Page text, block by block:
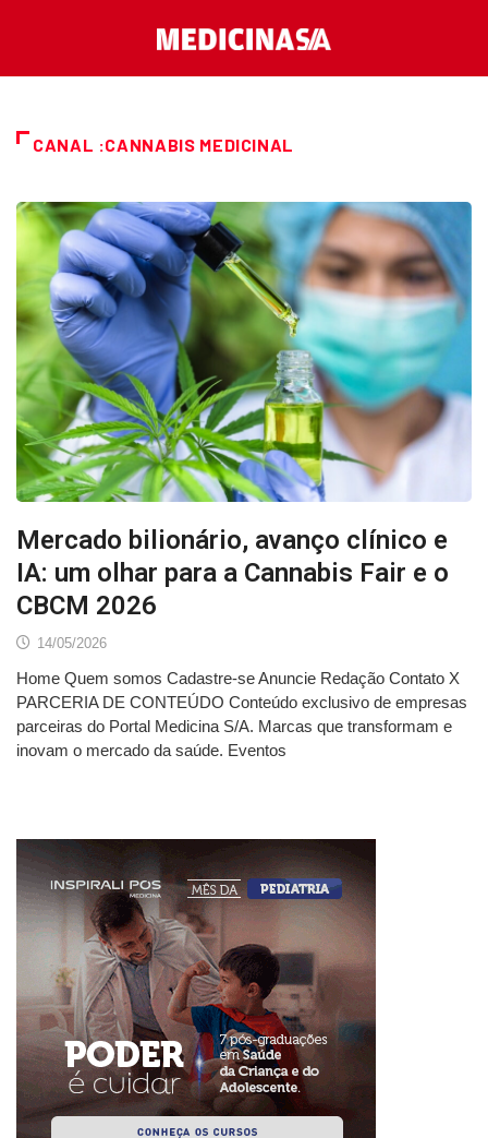
CANAL :CANNABIS MEDICINAL
Mercado bilionário, avanço clínico e
IA: um olhar para a Cannabis Fair e o
CBCM 2026
14/05/2026
Home Quem somos Cadastre-se Anuncie Redação Contato X
PARCERIA DE CONTEÚDO Conteúdo exclusivo de empresas
parceiras do Portal Medicina S/A. Marcas que transformam e
inovam o mercado da saúde. Eventos